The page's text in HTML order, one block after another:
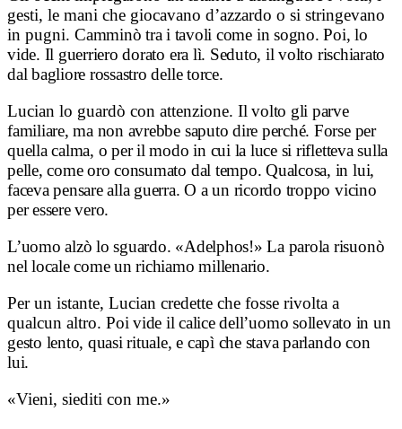
gesti, le mani che giocavano d’azzardo o si stringevano
in pugni. Camminò tra i tavoli come in sogno.Poi, lo
vide. Il guerriero dorato era lì. Seduto, il volto rischiarato
dal bagliore rossastro delle torce.
Lucian lo guardò con attenzione. Il volto gli parve
familiare, ma non avrebbe saputo dire perché. Forse per
quella calma, o per il modo in cui la luce si rifletteva sulla
pelle, come oro consumato dal tempo.Qualcosa, in lui,
faceva pensare alla guerra. O a un ricordo troppo vicino
per essere vero.
L’uomo alzò lo sguardo. «Adelphos!»La parola risuonò
nel locale come un richiamo millenario.
Per un istante, Lucian credette che fosse rivolta a
qualcun altro. Poi vide il calice dell’uomo sollevato in un
gesto lento, quasi rituale, e capì che stava parlando con
lui.
«Vieni, siediti con me.»